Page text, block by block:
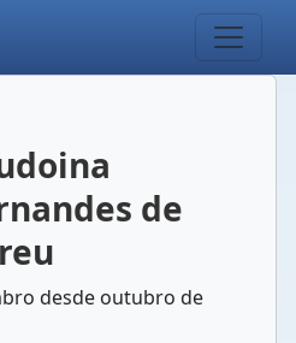
de
desde outubro de